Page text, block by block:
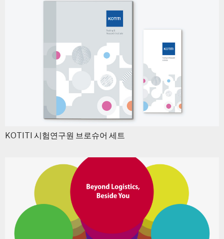
KOTITI 시험연구원 브로슈어 세트